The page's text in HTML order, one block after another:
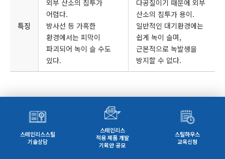
특징
외부 산소의 침투가
어렵다.
방사선 등 가혹한
환경에서는 피막이
파괴되어 녹이 슬 수도
있다.
다공질이기 때문에 외부
산소의 침투가 용이.
일반적인 대기환경에는
쉽게 녹이 슬며,
근본적으로 녹발생을
방지할 수 없다.
스테인리스스틸
기술상담
스테인리스
적용 제품 개발
기획안 공모
스틸하우스
교육신청